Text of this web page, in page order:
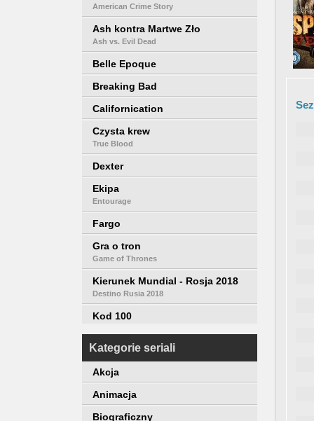
American Crime Story
Ash kontra Martwe Zło
Ash vs. Evil Dead
Belle Epoque
Breaking Bad
Californication
Czysta krew
True Blood
Dexter
Ekipa
Entourage
Fargo
Gra o tron
Game of Thrones
Kierunek Mundial - Rosja 2018
Destino Rusia 2018
Kod 100
Mad Men
Miasteczko Twin Peaks
Młody papież
Kategorie seriali
Akcja
Animacja
Biograficzny